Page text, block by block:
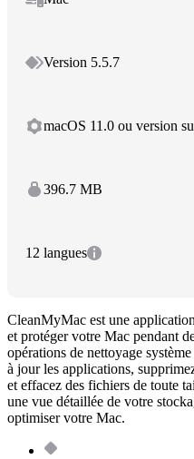
Version 5.5.7
macOS 11.0 ou version
396.7 MB
12 langues
CleanMyMac est une
et protéger votre Mac pendant
opérations de nettoyage
à jour les applications,
et effacez des fichiers de toute
une vue détaillée de votre
optimiser votre Mac.